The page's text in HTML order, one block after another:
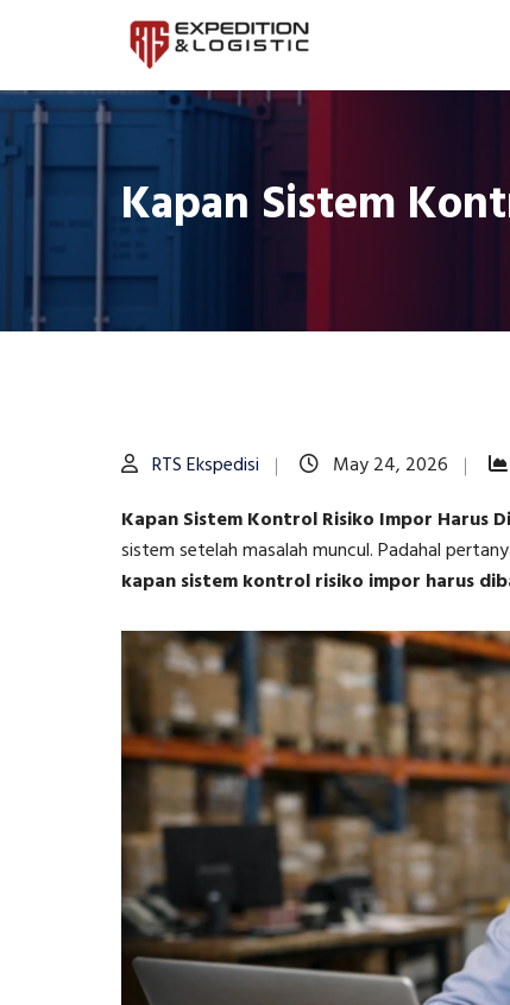
Kapan Sistem
RTS Ekspedisi May 24, 2026
Kapan Sistem Kontrol Risiko Impor Harus
sistem setelah masalah muncul. Padahal
kapan sistem kontrol risiko impor harus